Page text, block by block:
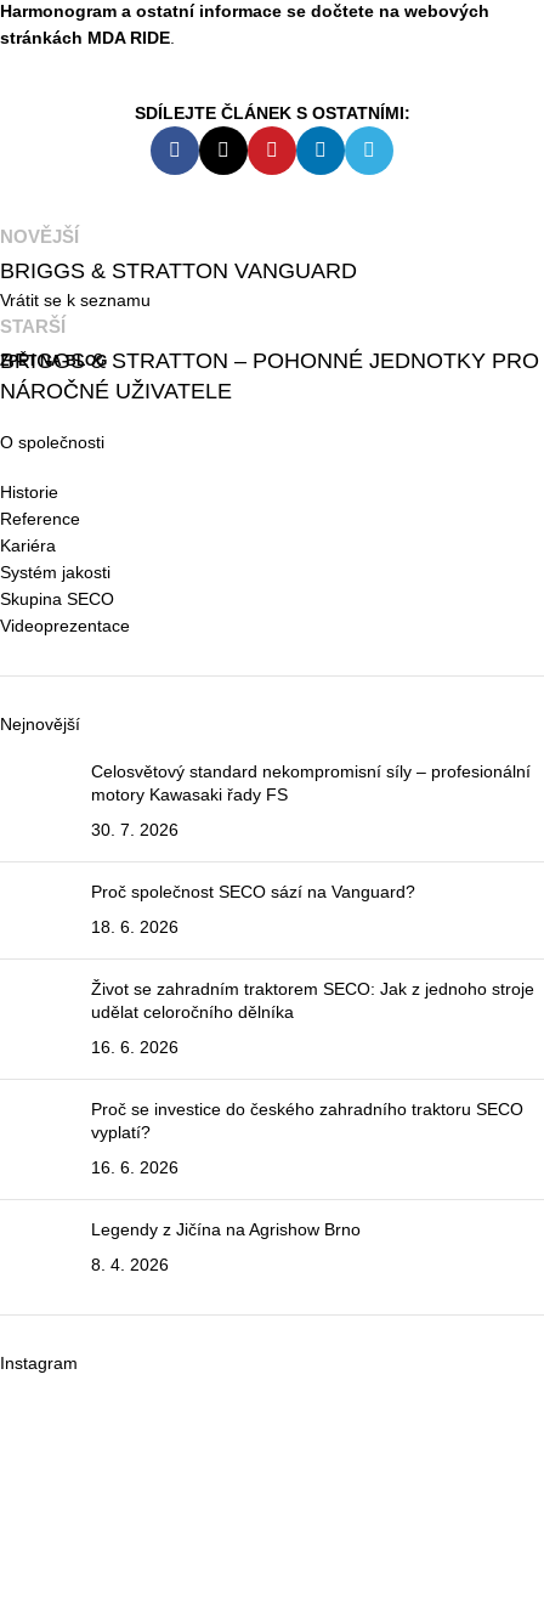
Harmonogram a ostatní informace se dočtete na webových
stránkách MDA RIDE
NOVĚJŠÍ
BRIGGS & STRATTON VANGUARD
Vrátit se k seznamu
STARŠÍ
BRIGGS & STRATTON – POHONNÉ JEDNOTKY PRO
NÁROČNÉ UŽIVATELE
O společnosti
Historie
Reference
Kariéra
Systém jakosti
Skupina SECO
Videoprezentace
Nejnovější
Celosvětový standard nekompromisní síly – profesionální
motory Kawasaki řady FS
30. 7. 2026
Proč společnost SECO sází na Vanguard?
18. 6. 2026
Život se zahradním traktorem SECO: Jak z jednoho stroje
udělat celoročního dělníka
16. 6. 2026
Proč se investice do českého zahradního traktoru SECO
vyplatí?
16. 6. 2026
Legendy z Jičína na Agrishow Brno
8. 4. 2026
Instagram